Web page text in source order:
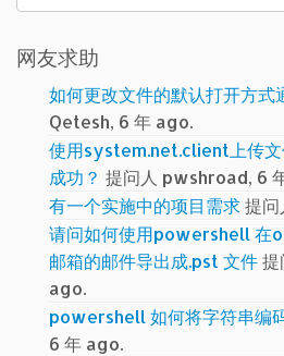
索：
网友求助
如何更改文件的默认打开方式
Qetesh, 6 年 ago.
使用system.net.client上传文
成功？ 提问人 pwshroad, 6
有一个实施中的项目需求提
请问如何使用powershell 在
邮箱的邮件导出成.pst 文件
ago.
powershell 如何将字符串编
6 年 ago.